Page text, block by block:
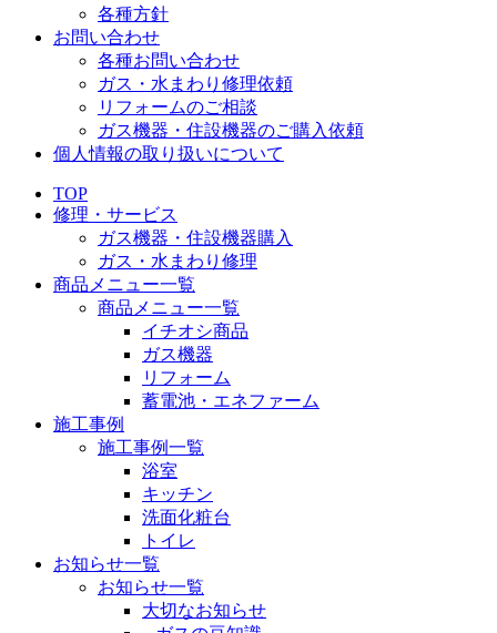
各種方針
お問い合わせ
各種お問い合わせ
ガス・水まわり修理依頼
リフォームのご相談
ガス機器・住設機器のご購入依頼
個人情報の取り扱いについて
TOP
修理・サービス
ガス機器・住設機器購入
ガス・水まわり修理
商品メニュー一覧
商品メニュー一覧
イチオシ商品
ガス機器
リフォーム
蓄電池・エネファーム
施工事例
施工事例一覧
浴室
キッチン
洗面化粧台
トイレ
お知らせ一覧
お知らせ一覧
大切なお知らせ